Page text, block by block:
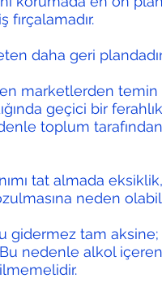
daha geri
marketlerden
geçici bir
toplum
tat almada
neden
gidermez tam aksine;
nedenle alkol içeren